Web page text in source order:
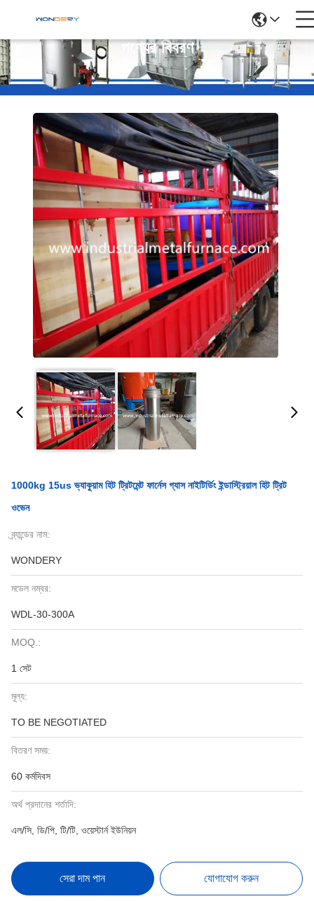
পণ্যের বিবরণ
1000kg 15us ভ্যাকুয়াম হিট ট্রিটমেন্ট ফার্নেস গ্যাস নাইটির্ডিং ইন্ডাস্ট্রিয়াল হিট ট্রিট
ওভেন
ব্র্যান্ডের নাম:
WONDERY
মডেল নম্বর:
WDL-30-300A
MOQ.:
1 সেট
মূল্য:
TO BE NEGOTIATED
বিতরণ সময়:
60 কর্মদিবস
অর্থ প্রদানের শর্তাদি:
এল/সি, ডি/পি, টি/টি, ওয়েস্টার্ন ইউনিয়ন
সেরা দাম পান যোগাযোগ করুন